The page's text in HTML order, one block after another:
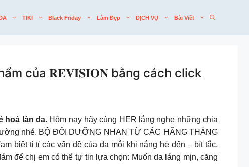
TIKI Black Friday Làm Đẹp DỊCH VỤ Bài Viết
của 𝐑𝐄𝐕𝐈𝐒𝐈𝐎𝐍 bằng cách click
hoá làn da. Hôm nay hãy cùng HER lắng nghe những chia
nhé. BỘ ĐÔI DƯỠNG NHAN TỪ CÁC HÃNG THĂNG
biệt ti tỉ các vấn đề của da mỗi khi nắng hè đến – bít tắc,
để chị em có thể tự tin lựa chọn: Muốn da láng mịn, căng